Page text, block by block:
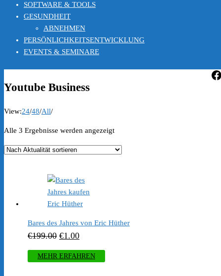
SOFTWARE & TOOLS
GESUNDHEIT
ABNEHMEN
PERSÖNLICHKEITSENTWICKLUNG
EVENTS & SEMINARE
Youtube Business
View:24/48/All/
Alle 3 Ergebnisse werden angezeigtNach
sortiert
Bares des Jahres von Eric Hüther
€199.00 Ursprünglicher
Preis
war:
€1.00Aktueller
Preis
ist:
MEHR ERFAHREN